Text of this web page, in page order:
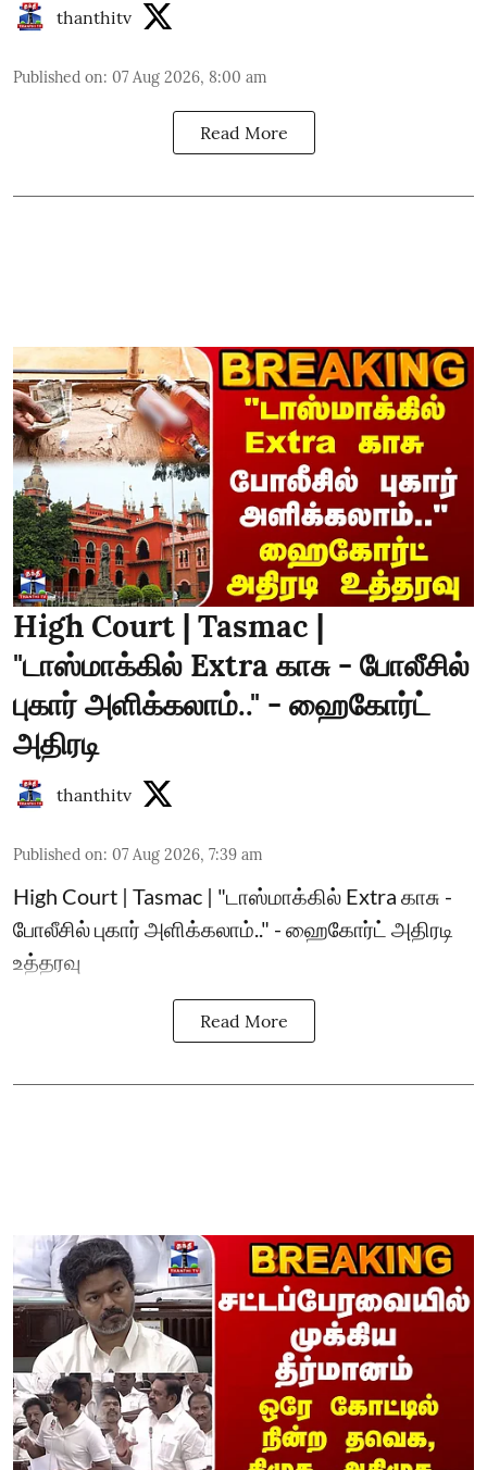
thanthitv
Published on: 07 Aug 2026, 8:00 am
Read More
High Court | Tasmac |
"டாஸ்மாக்கில் Extra காசு - போலீசில்
புகார் அளிக்கலாம்.." - ஹைகோர்ட்
அதிரடி
thanthitv
Published on: 07 Aug 2026, 7:39 am
High Court | Tasmac | "டாஸ்மாக்கில் Extra காசு -
போலீசில் புகார் அளிக்கலாம்.." - ஹைகோர்ட் அதிரடி
உத்தரவு
Read More